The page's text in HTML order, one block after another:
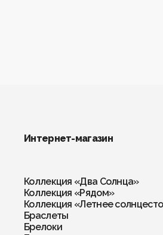
Интернет-магазин
Коллекция «Два Солнца»
Коллекция «Рядом»
Коллекция «Летнее
Браслеты
Брелоки